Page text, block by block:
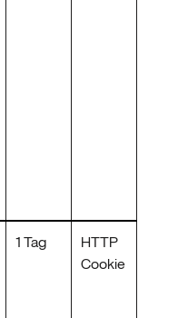
1 Tag
HTTP
Cookie